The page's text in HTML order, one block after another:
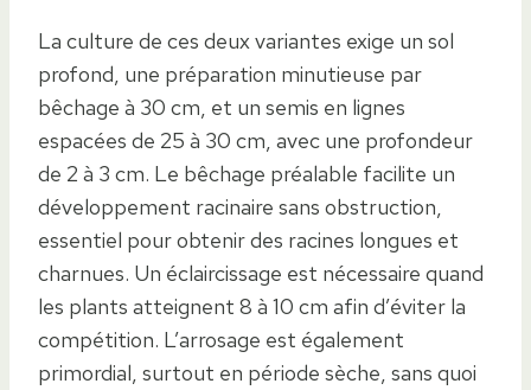
La culture de ces deux variantes exige un sol
profond, une préparation minutieuse par
bêchage à 30 cm, et un semis en lignes
espacées de 25 à 30 cm, avec une profondeur
de 2 à 3 cm. Le bêchage préalable facilite un
développement racinaire sans obstruction,
essentiel pour obtenir des racines longues et
charnues. Un éclaircissage est nécessaire quand
les plants atteignent 8 à 10 cm afin d’éviter la
compétition. L’arrosage est également
primordial, surtout en période sèche, sans quoi